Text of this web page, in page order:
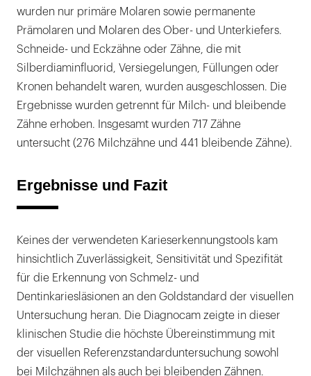
wurden nur primäre Molaren sowie permanente
Prämolaren und Molaren des Ober- und Unterkiefers.
Schneide- und Eckzähne oder Zähne, die mit
Silberdiaminfluorid, Versiegelungen, Füllungen oder
Kronen behandelt waren, wurden ausgeschlossen. Die
Ergebnisse wurden getrennt für Milch- und bleibende
Zähne erhoben. Insgesamt wurden 717 Zähne
untersucht (276 Milchzähne und 441 bleibende Zähne).
Ergebnisse und Fazit
Keines der verwendeten Karieserkennungstools kam
hinsichtlich Zuverlässigkeit, Sensitivität und Spezifität
für die Erkennung von Schmelz- und
Dentinkariesläsionen an den Goldstandard der visuellen
Untersuchung heran. Die Diagnocam zeigte in dieser
klinischen Studie die höchste Übereinstimmung mit
der visuellen Referenzstandarduntersuchung sowohl
bei Milchzähnen als auch bei bleibenden Zähnen.